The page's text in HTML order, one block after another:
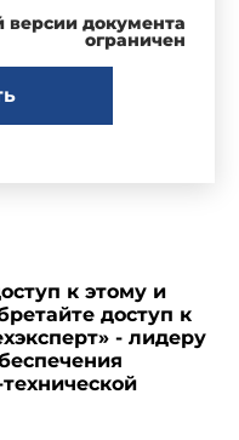
версии документа
ограничен
к этому и
доступ к
- лидеру